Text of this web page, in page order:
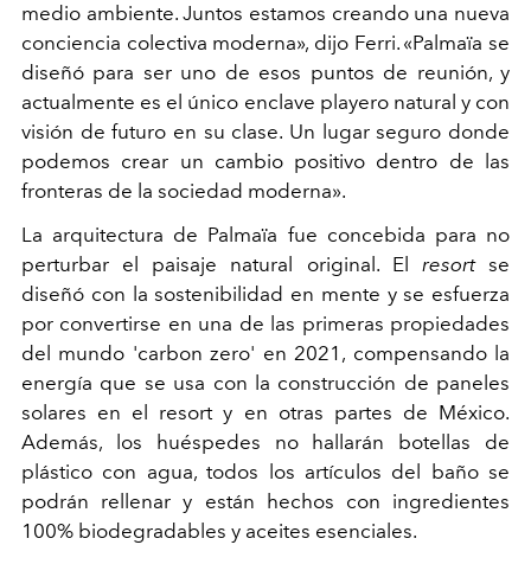
medio ambiente. Juntos estamos creando una nueva
conciencia colectiva moderna», dijo Ferri. «Palmaïa se
diseñó para ser uno de esos puntos de reunión, y
actualmente es el único enclave playero natural y con
visión de futuro en su clase. Un lugar seguro donde
podemos crear un cambio positivo dentro de las
fronteras de la sociedad moderna».
La arquitectura de Palmaïa fue concebida para no
perturbar el paisaje natural original. El resortse
diseñó con la sostenibilidad en mente y se esfuerza
por convertirse en una de las primeras propiedades
del mundo 'carbon zero' en 2021, compensando la
energía que se usa con la construcción de paneles
solares en el resort y en otras partes de México.
Además, los huéspedes no hallarán botellas de
plástico con agua, todos los artículos del baño se
podrán rellenar y están hechos con ingredientes
100% biodegradables y aceites esenciales.